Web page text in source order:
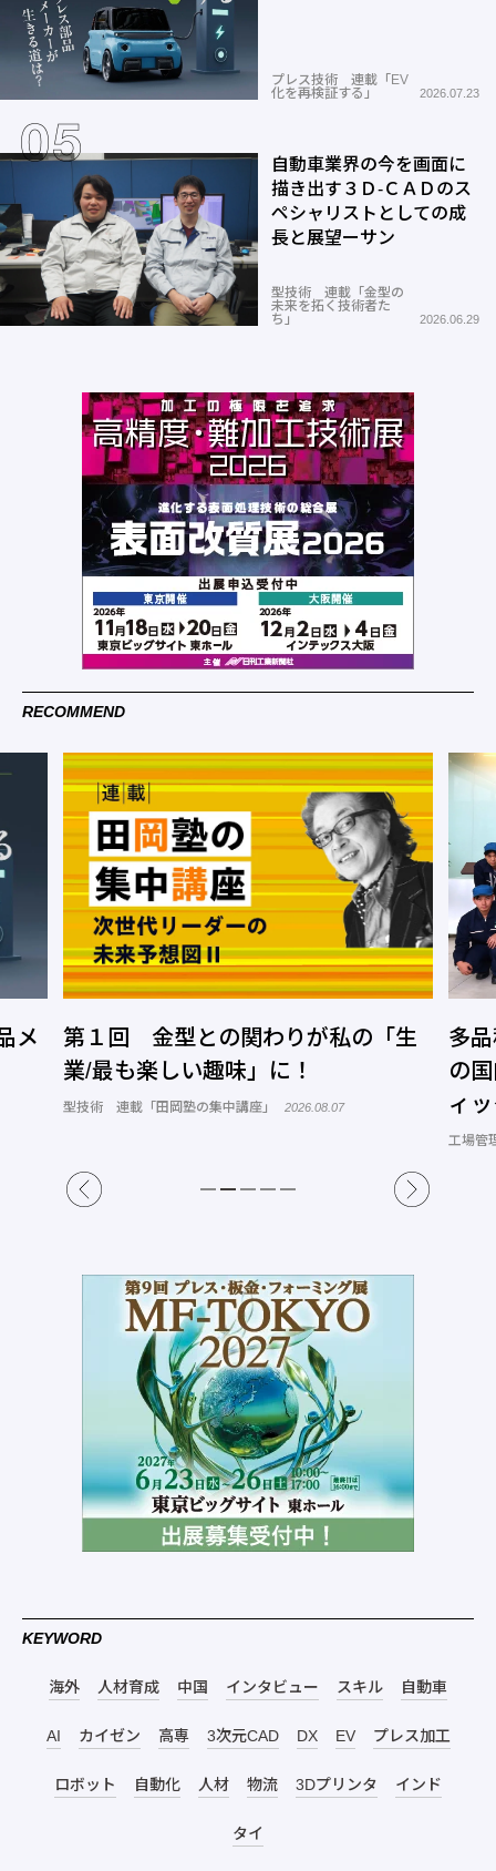
プレス技術 連載「EV
化を再検証する」
2026.07.23
自動車業界の今を画面に
描き出す３Ｄ-ＣＡＤのス
ペシャリストとしての成
長と展望ーサン
型技術 連載「金型の
未来を拓く技術者た
ち」
2026.06.29
RECOMMEND
メ
第１回 金型との関わりが私の「生
業/最も楽しい趣味」に！
型技術 連載「田岡塾の集中講座」 2026.08.07
多
の
ィ
工場管
KEYWORD
海外 人材育成 中国 インタビュー スキル 自動車
AI カイゼン 高専 3次元CAD DX EV プレス加工
ロボット 自動化 人材 物流 3Dプリンタ インド
タイ